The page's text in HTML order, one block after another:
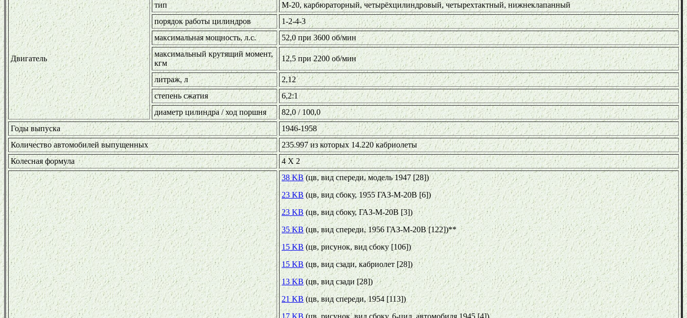
Двигатель
тип
М-20, карбюраторный, четырёхцилиндровый, четырехтактный, нижнеклапанный
порядок работы цилиндров
1-2-4-3
максимальная мощность, л.с.
52,0 при 3600 об/мин
максимальный крутящий момент,
кгм
12,5 при 2200 об/мин
литраж, л
2,12
степень сжатия
6,2:1
диаметр цилиндра / ход поршня
82,0 / 100,0
Годы выпуска
1946-1958
Количество автомобилей выпущенных
235.997 из которых 14.220 кабриолеты
Колесная формула
4 X 2
38 KB(цв, вид спереди, модель 1947 [28])
23 KB(цв, вид сбоку, 1955 ГАЗ-M-20В [6])
23 KB(цв, вид сбоку, ГАЗ-M-20В [3])
35 KB(цв, вид спереди, 1956 ГАЗ-M-20В [122])**
15 KB (цв, рисунок, вид сбоку [106])
15 KB(цв, вид сзади, кабриолет [28])
13 KB(цв, вид сзади [28])
21 KB(цв, вид спереди, 1954 [113])